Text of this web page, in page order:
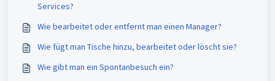
Services?
Wie bearbeitet oder entfernt man einen Manager?
Wie fügt man Tische hinzu, bearbeitet oder löscht sie?
Wie gibt man ein Spontanbesuch ein?